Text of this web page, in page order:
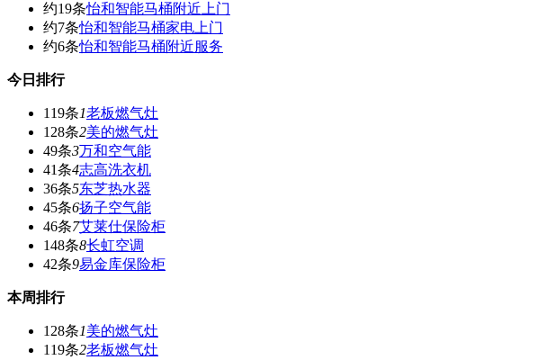
约19条怡和智能马桶附近上门
约7条怡和智能马桶家电上门
约6条怡和智能马桶附近服务
今日排行
119条1老板燃气灶
128条2美的燃气灶
49条3万和空气能
41条4志高洗衣机
36条5东芝热水器
45条6扬子空气能
46条7艾莱仕保险柜
148条8长虹空调
42条9易金库保险柜
本周排行
128条1美的燃气灶
119条2老板燃气灶